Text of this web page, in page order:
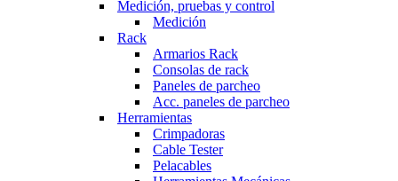
Medición, pruebas y control
Medición
Rack
Armarios Rack
Consolas de rack
Paneles de parcheo
Acc. paneles de parcheo
Herramientas
Crimpadoras
Cable Tester
Pelacables